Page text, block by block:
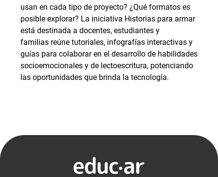
usan en cada tipo de proyecto? ¿Qué formatos es
posible explorar? La iniciativa Historias para armar
está destinada a docentes, estudiantes y
familias reúne tutoriales, infografías interactivas y
guías para colaborar en el desarrollo de habilidades
socioemocionales y de lectoescritura, potenciando
las oportunidades que brinda la tecnología.